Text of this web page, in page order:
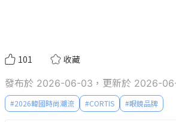
101 收藏
發布於 2026-06-03，更新於 2026-
#2026韓國時尚潮流 #CORTIS #眼鏡品牌